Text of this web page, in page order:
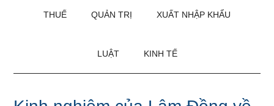
THUẾ QUẢN TRỊ XUẤT NHẬP KHẨU
LUẬT KINH TẾ